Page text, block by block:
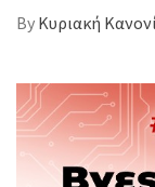
By Κυριακή